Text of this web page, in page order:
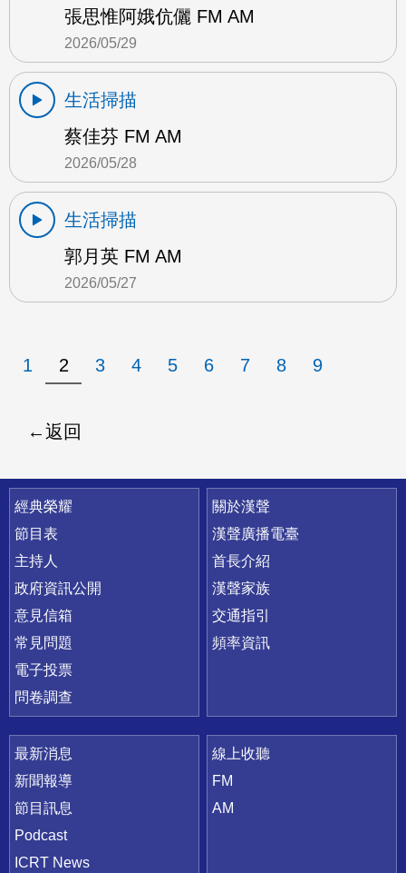
張思惟阿娥伉儷 FM AM
2026/05/29
生活掃描
蔡佳芬 FM AM
2026/05/28
生活掃描
郭月英 FM AM
2026/05/27
1 2 3 4 5 6 7 8 9
返回
快速連結
經典榮耀
節目表
主持人
政府資訊公開
意見信箱
常見問題
電子投票
問卷調查
關於漢聲
漢聲廣播電臺
首長介紹
漢聲家族
交通指引
頻率資訊
最新消息
新聞報導
節目訊息
Podcast
ICRT News
線上收聽
FM
AM